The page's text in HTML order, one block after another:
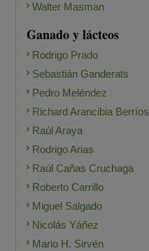
Walter Masman
Ganado y lácteos
Rodrigo Prado
Sebastián Ganderats
Pedro Meléndez
Richard Arancibia Berríos
Raúl Araya
Rodrigo Arias
Raúl Cañas Cruchaga
Roberto Carrillo
Miguel Salgado
Nicolás Yáñez
Mario H. Sirvén